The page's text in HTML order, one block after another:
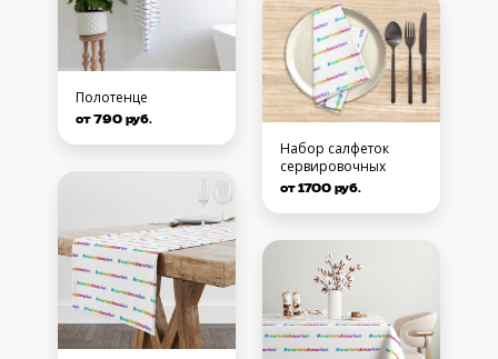
Полотенце
от 790 руб.
Набор салфеток
сервировочных
от 1700 руб.